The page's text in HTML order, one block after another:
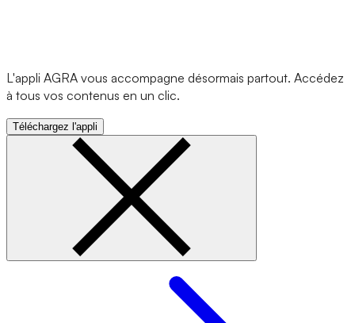
L'appli AGRA vous accompagne désormais partout. Accédez
à tous vos contenus en un clic.
Téléchargez l'appli